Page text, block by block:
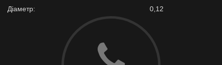
Діаметр:
0,12